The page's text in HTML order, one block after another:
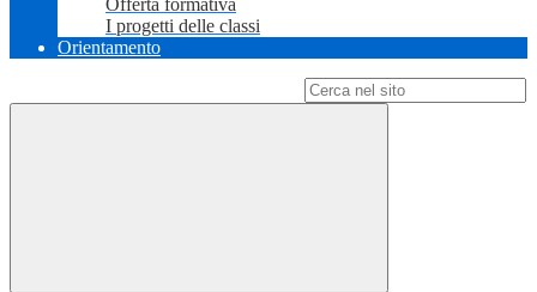
Offerta formativa
I progetti delle classi
Orientamento